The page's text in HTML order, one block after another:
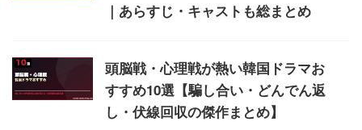
｜あらすじ・キャストも総まとめ
頭脳戦・心理戦が熱い韓国ドラマお
すすめ10選【騙し合い・どんでん返
し・伏線回収の傑作まとめ】